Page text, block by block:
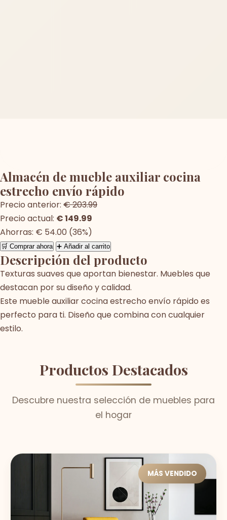
Almacén de mueble auxiliar cocina
estrecho envío rápido
Precio anterior: € 203.99
Precio actual: € 149.99
Ahorras: € 54.00 (36%)
🛒 Comprar ahora ➕ Añadir al carrito
Descripción del producto
Texturas suaves que aportan bienestar. Muebles que
destacan por su diseño y calidad.
Este mueble auxiliar cocina estrecho envío rápido es
perfecto para ti. Diseño que combina con cualquier
estilo.
Productos Destacados
Descubre nuestra selección de muebles para
el hogar
MÁS VENDIDO